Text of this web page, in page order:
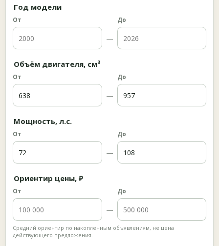
Год модели
От
—
До
Объём двигателя, см³
От
—
До
Мощность, л.с.
От
—
До
Ориентир цены, ₽
От
—
До
Средний ориентир по накопленным объявлениям, не цена
действующего предложения.